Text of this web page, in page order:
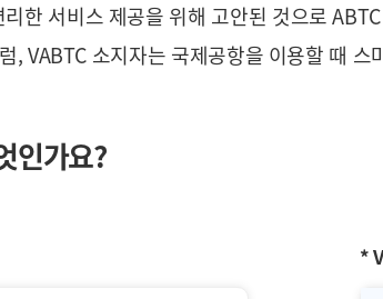
한 서비스 제공을 위해 고안된 것으로
, VABTC 소지자는 국제공항을 이용할 때
인가요?
*